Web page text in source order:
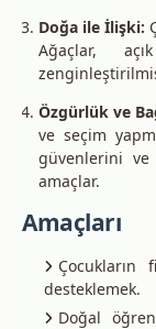
Doğa ile İlişki:
Ağaçlar,
Özgürlük ve
ve seçim
güvenlerini
amaçlar.
Amaçları
Çocukların
desteklemek.
Doğal